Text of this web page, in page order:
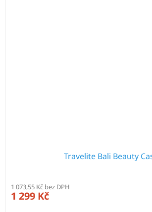
Travelite Bali Beauty
1 073,55 Kč bez DPH
1 299 Kč